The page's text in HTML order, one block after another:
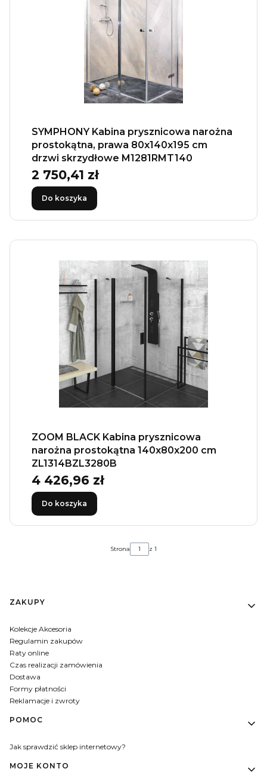
SYMPHONY Kabina prysznicowa narożna
prostokątna, prawa 80x140x195 cm
drzwi skrzydłowe M1281RMT140
Cena
2 750,41 zł
Do koszyka
ZOOM BLACK Kabina prysznicowa
narożna prostokątna 140x80x200 cm
ZL1314BZL3280B
Cena
4 426,96 zł
Do koszyka
Strona z 1
Linki w stopce
ZAKUPY
Kolekcje Akcesoria
Regulamin zakupów
Raty online
Czas realizacji zamówienia
Dostawa
Formy płatności
Reklamacje i zwroty
POMOC
Jak sprawdzić sklep internetowy?
MOJE KONTO